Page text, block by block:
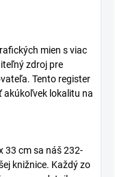
mien s viac
zdroj pre
Tento register
akúkoľvek lokalitu na
33 cm sa náš 232-
knižnice. Každý zo